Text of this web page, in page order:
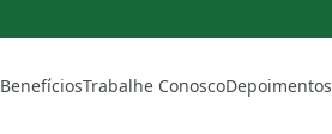
BenefíciosTrabalhe ConoscoDepoimentos